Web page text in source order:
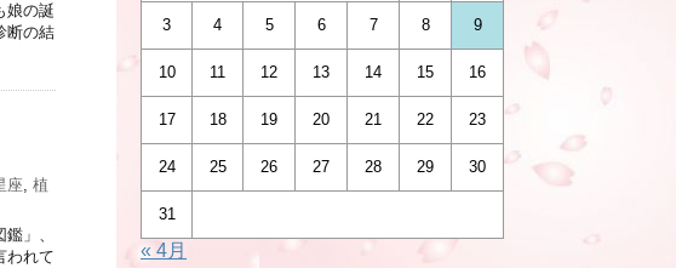
娘の誕
断の結
座, 植
」、
われて
3 4 5 6 7 8 9
10 11 12 13 14 15 16
17 18 19 20 21 22 23
24 25 26 27 28 29 30
31
« 4月